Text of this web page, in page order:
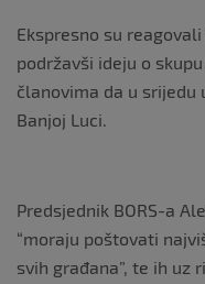
Ekspresno su
podržavši ideju o
članovima da u srijedu
Banjoj Luci.
Predsjednik BORS-a
“moraju poštovati
svih građana”, te ih uz